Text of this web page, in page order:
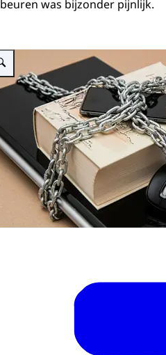
was bijzonder pijnlijk.
afbeelding Header bij nieuwsartikel